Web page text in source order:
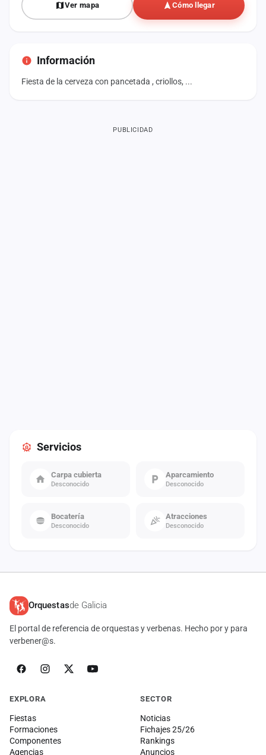
Ver mapa Cómo llegar
Información
Fiesta de la cerveza con pancetada , criollos, ...
Servicios
Carpa cubierta
Desconocido
Aparcamiento
Desconocido
Bocatería
Desconocido
Atracciones
Desconocido
PUBLICIDAD
Orquestasde Galicia
El portal de referencia de orquestas y verbenas. Hecho por y para
verbener@s.
EXPLORA
Fiestas
Formaciones
Componentes
Agencias
SECTOR
Noticias
Fichajes 25/26
Rankings
Anuncios